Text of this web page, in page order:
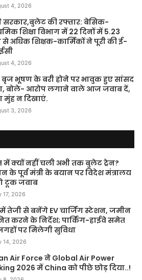
4, 2026
सरकार,बुलेट की रफ्तार: बेसिक-
शिक्षा विभाग में 22 दिनों में 5.23
अधिक शिक्षक-कार्मिकों ने पूरी की ई-
4, 2026
बृज भूषण के बरी होने पर भावुक हुए सांसद
बोले- आरोप लगाने वाले आज जवाब दें,
मुंह न दिखाएं.
3, 2026
में क्यों नहीं चली अभी तक बुलेट ट्रेन?
के पूर्व मंत्री के बयान पर विदेश मंत्रालय
टूक जवाब
17, 2026
तेजी से बनेंगे EV चार्जिंग स्टेशन, जमीन
करने के निर्देश; पार्किंग-हाईवे समेत
पर मिलेगी सुविधा
14, 2026
Air Force ने Global Air Power
2026 में China को पीछे छोड़ दिया..!